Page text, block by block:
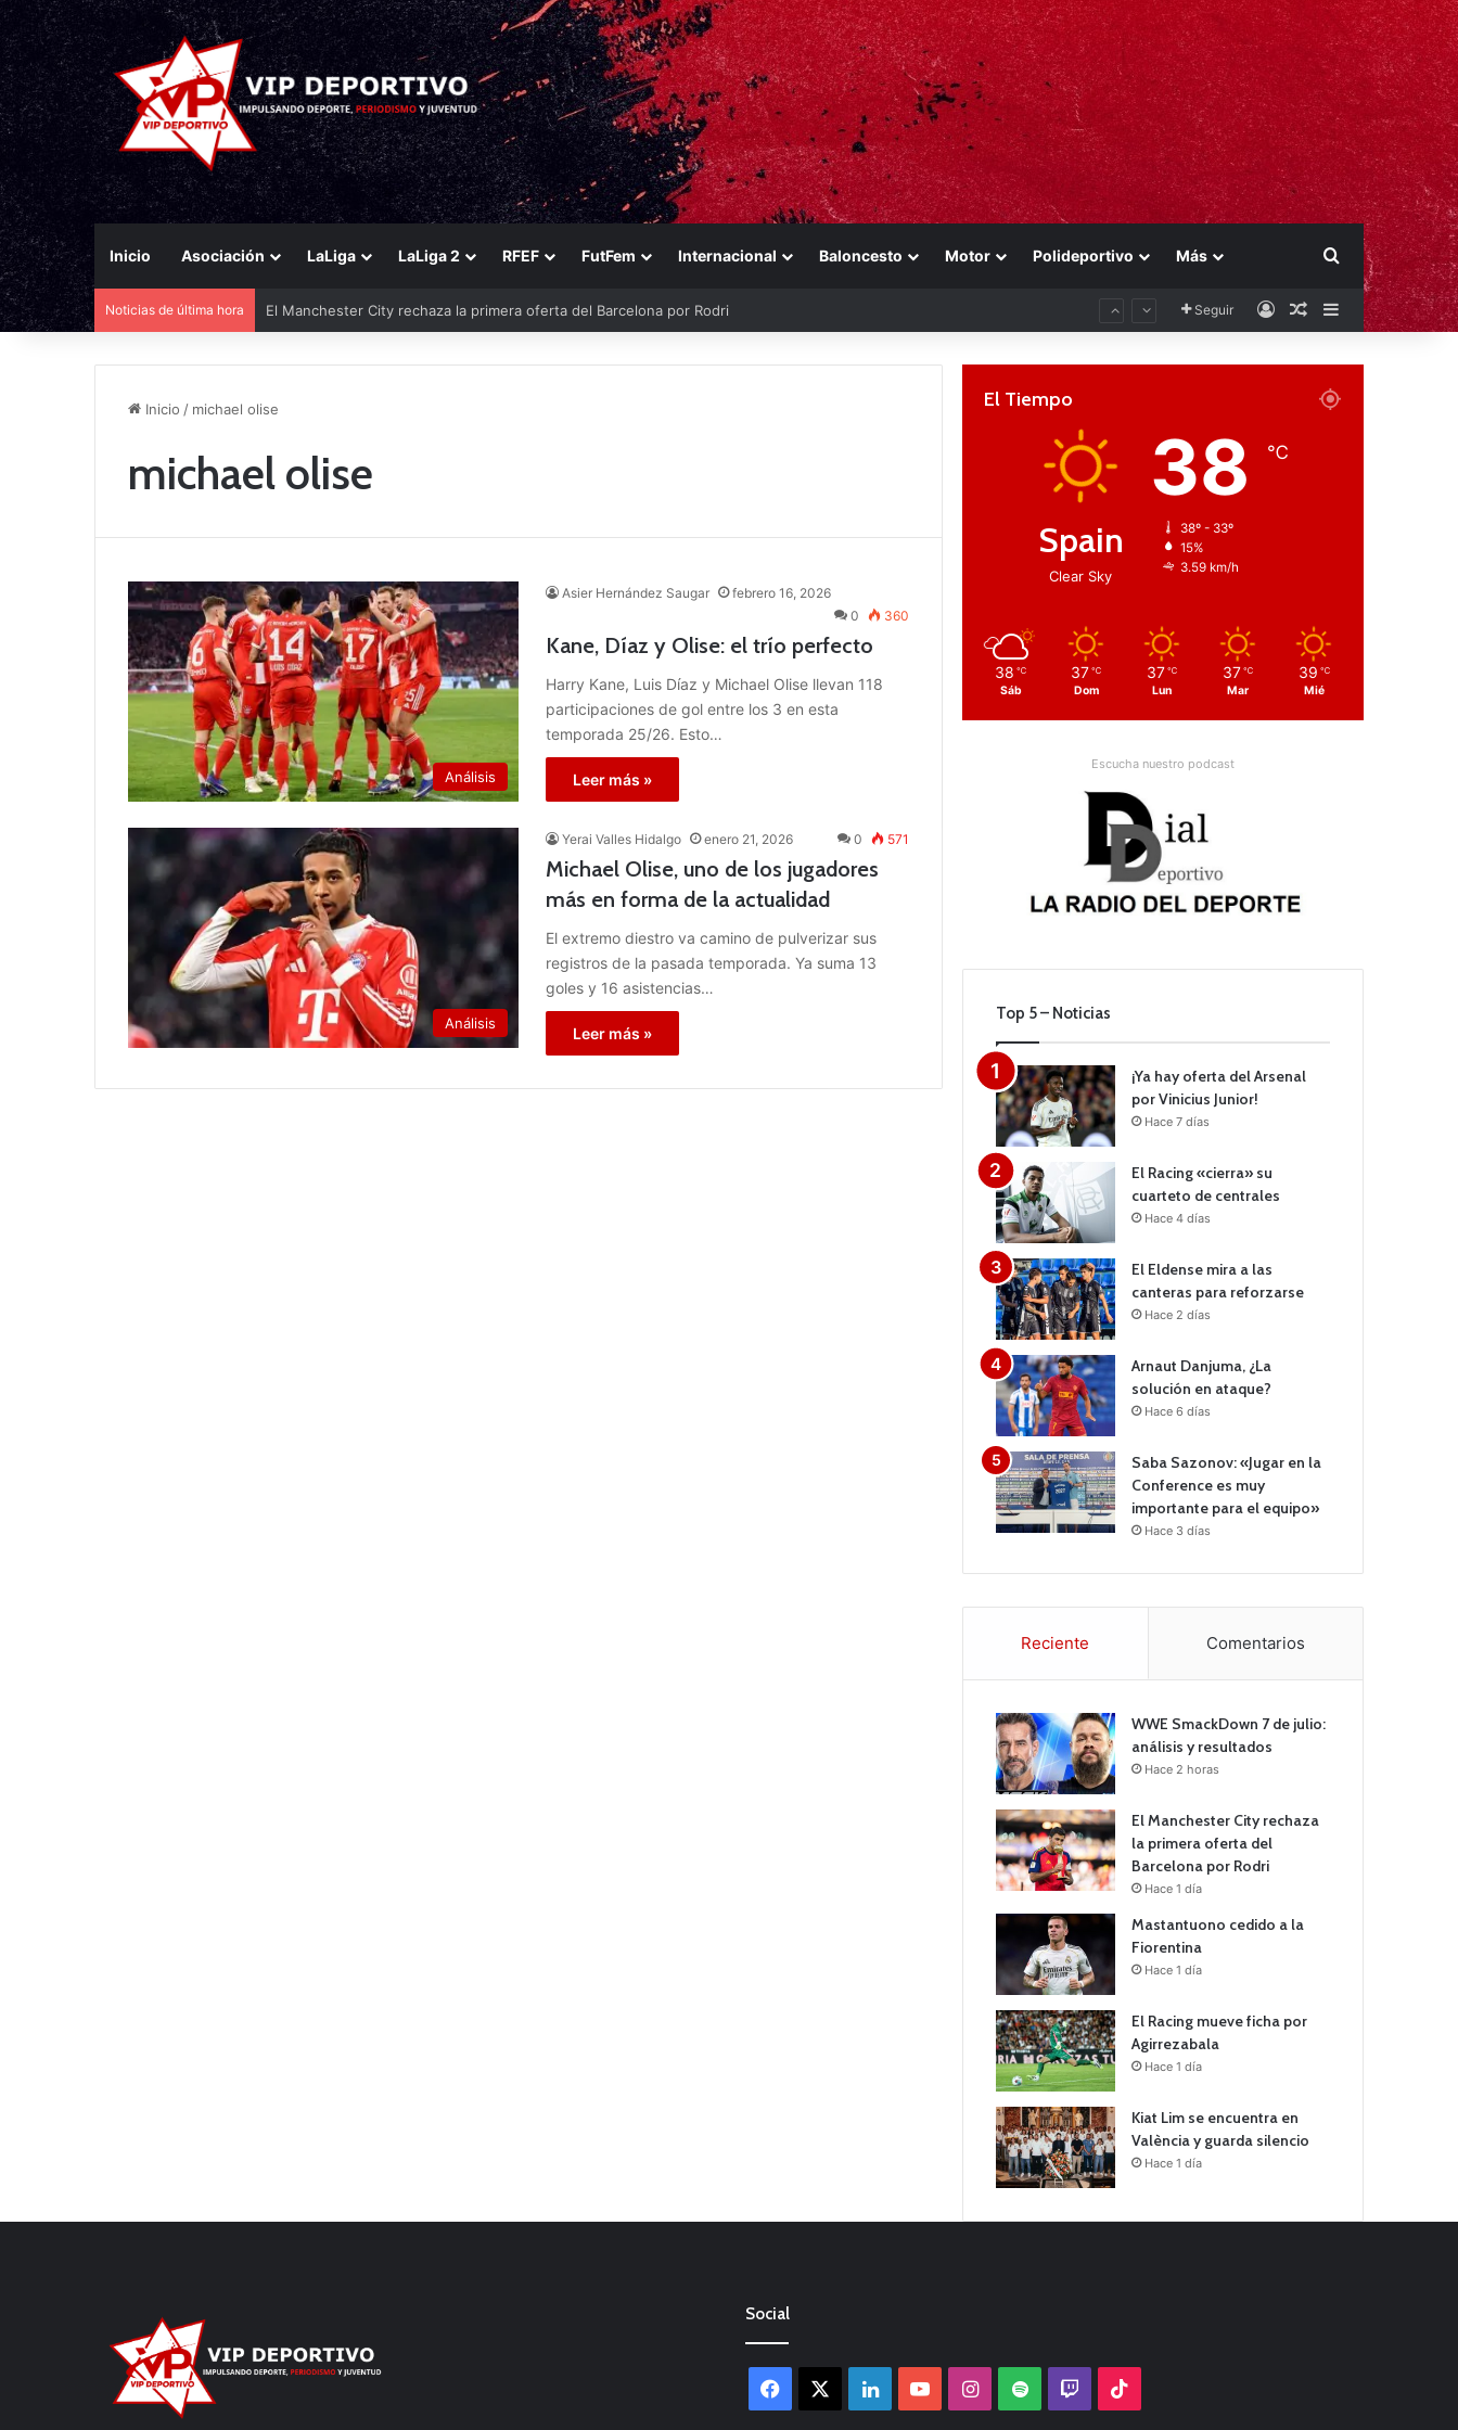
Inicio Asociación LaLiga LaLiga 2 RFEF FutFem Internacional Baloncesto Motor Polideportivo Más Buscar por
Noticias de última hora El Manchester City rechaza la primera oferta del Barcelona por Rodri Seguir AccesoPublicación al
Barra lateral
Inicio / michael olise
michael olise
Análisis
Asier Hernández Saugar
febrero 16, 2026
0
360
Kane, Díaz y Olise: el trío perfecto
Harry Kane, Luis Díaz y Michael Olise llevan 118
participaciones de gol entre los 3 en esta
temporada 25/26. Esto…
Leer más »
Análisis
Yerai Valles Hidalgo enero 21, 2026 0 571
Michael Olise, uno de los jugadores
más en forma de la actualidad
El extremo diestro va camino de pulverizar sus
registros de la pasada temporada. Ya suma 13
goles y 16 asistencias…
Leer más »
El Tiempo
Spain
Clear Sky
38 ℃
38º - 33º
15%
3.59 km/h
38 ℃
Sáb
37 ℃
Dom
37 ℃
Lun
37 ℃
Mar
39 ℃
Mié
Escucha nuestro podcast
Top 5 – Noticias
¡Ya hay oferta del Arsenal
por Vinicius Junior!
Hace 7 días
El Racing «cierra» su
cuarteto de centrales
Hace 4 días
El Eldense mira a las
canteras para reforzarse
Hace 2 días
Arnaut Danjuma, ¿La
solución en ataque?
Hace 6 días
Saba Sazonov: «Jugar en la
Conference es muy
importante para el equipo»
Hace 3 días
Reciente Comentarios
WWE SmackDown 7 de julio:
análisis y resultados
Hace 2 horas
El Manchester City rechaza
la primera oferta del
Barcelona por Rodri
Hace 1 día
Mastantuono cedido a la
Fiorentina
Hace 1 día
El Racing mueve ficha por
Agirrezabala
Hace 1 día
Kiat Lim se encuentra en
València y guarda silencio
Hace 1 día
Social
Facebook LinkedInYouTubeInstagram
Spotify Twitch